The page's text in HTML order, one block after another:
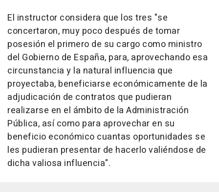
El instructor considera que los tres "se
concertaron, muy poco después de tomar
posesión el primero de su cargo como ministro
del Gobierno de España, para, aprovechando esa
circunstancia y la natural influencia que
proyectaba, beneficiarse económicamente de la
adjudicación de contratos que pudieran
realizarse en el ámbito de la Administración
Pública, así como para aprovechar en su
beneficio económico cuantas oportunidades se
les pudieran presentar de hacerlo valiéndose de
dicha valiosa influencia".